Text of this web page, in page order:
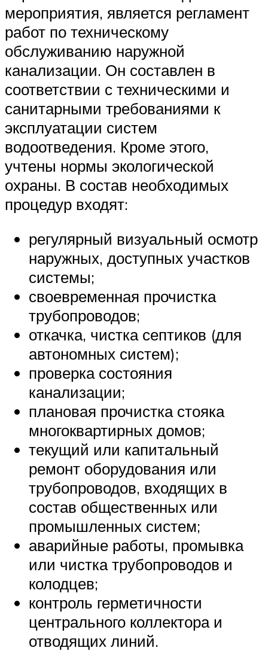
мероприятия, является регламент
работ по техническому
обслуживанию наружной
канализации. Он составлен в
соответствии с техническими и
санитарными требованиями к
эксплуатации систем
водоотведения. Кроме этого,
учтены нормы экологической
охраны. В состав необходимых
процедур входят:
регулярный визуальный осмотр
наружных, доступных участков
системы;
своевременная прочистка
трубопроводов;
откачка, чистка септиков (для
автономных систем);
проверка состояния
канализации;
плановая прочистка стояка
многоквартирных домов;
текущий или капитальный
ремонт оборудования или
трубопроводов, входящих в
состав общественных или
промышленных систем;
аварийные работы, промывка
или чистка трубопроводов и
колодцев;
контроль герметичности
центрального коллектора и
отводящих линий.